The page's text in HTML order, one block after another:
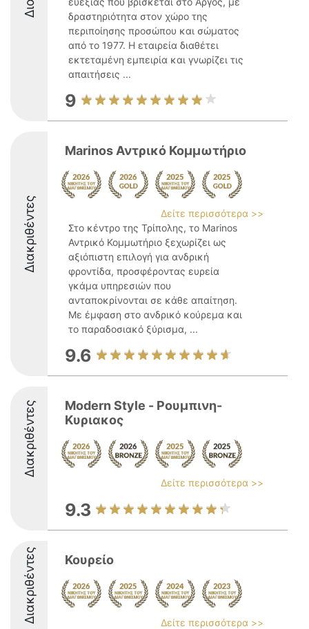
δραστηριότητα στον χώρο της
περιποίησης προσώπου και σώματος
από το 1977. Η εταιρεία διαθέτει
εκτεταμένη εμπειρία και γνωρίζει τις
απαιτήσεις ...
9
Διακριθέντες
Marinos Αντρικό Κομμωτήριο
Δείτε περισσότερα >>
Στο κέντρο της Τρίπολης, το Marinos
Αντρικό Κομμωτήριο ξεχωρίζει ως
αξιόπιστη επιλογή για ανδρική
φροντίδα, προσφέροντας ευρεία
γκάμα υπηρεσιών που
ανταποκρίνονται σε κάθε απαίτηση.
Με έμφαση στο ανδρικό κούρεμα και
το παραδοσιακό ξύρισμα, ...
9.6
Διακριθέντες
Modern Style - Ρουμπινη-
Κυριακος
Δείτε περισσότερα >>
9.3
Διακριθέντες Κουρείο
Δείτε περισσότερα >>